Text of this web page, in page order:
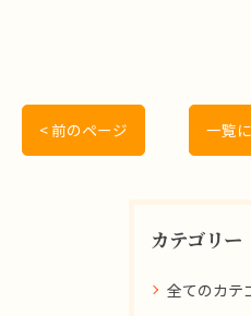
< 前のページ 一覧
カテゴリー
全てのカテ